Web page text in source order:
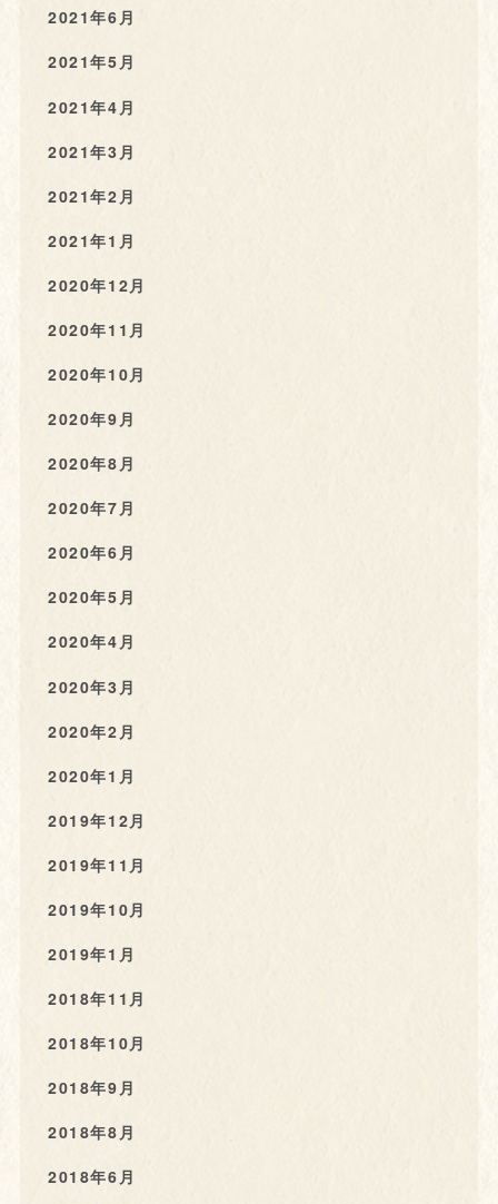
2021年6月
2021年5月
2021年4月
2021年3月
2021年2月
2021年1月
2020年12月
2020年11月
2020年10月
2020年9月
2020年8月
2020年7月
2020年6月
2020年5月
2020年4月
2020年3月
2020年2月
2020年1月
2019年12月
2019年11月
2019年10月
2019年1月
2018年11月
2018年10月
2018年9月
2018年8月
2018年6月